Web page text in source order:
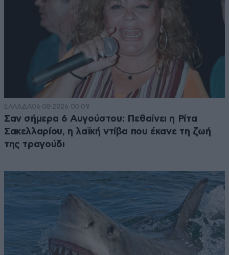
ΕΛΛΑΔΑ06·08·2026 00:09
Σαν σήμερα 6 Αυγούστου: Πεθαίνει η Ρίτα
Σακελλαρίου, η λαϊκή ντίβα που έκανε τη ζωή
της τραγούδι